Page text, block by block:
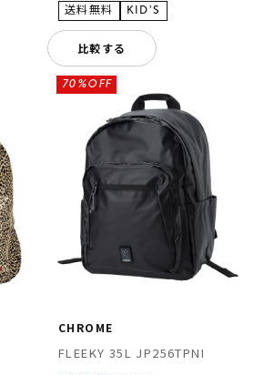
比較する
CHROME
FLEEKY 35L JP256TPNI
70%OFF